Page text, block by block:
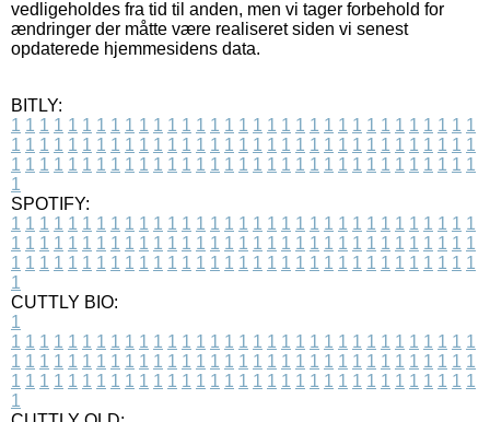
vedligeholdes fra tid til anden, men vi tager forbehold for
ændringer der måtte være realiseret siden vi senest
opdaterede hjemmesidens data.
BITLY:
1 1 1 1 1 1 1 1 1 1 1 1 1 1 1 1 1 1 1 1 1 1 1 1 1 1 1 1 1 1 1 1 1
1 1 1 1 1 1 1 1 1 1 1 1 1 1 1 1 1 1 1 1 1 1 1 1 1 1 1 1 1 1 1 1 1
1 1 1 1 1 1 1 1 1 1 1 1 1 1 1 1 1 1 1 1 1 1 1 1 1 1 1 1 1 1 1 1 1
1
SPOTIFY:
1 1 1 1 1 1 1 1 1 1 1 1 1 1 1 1 1 1 1 1 1 1 1 1 1 1 1 1 1 1 1 1 1
1 1 1 1 1 1 1 1 1 1 1 1 1 1 1 1 1 1 1 1 1 1 1 1 1 1 1 1 1 1 1 1 1
1 1 1 1 1 1 1 1 1 1 1 1 1 1 1 1 1 1 1 1 1 1 1 1 1 1 1 1 1 1 1 1 1
1
CUTTLY BIO:
1
1 1 1 1 1 1 1 1 1 1 1 1 1 1 1 1 1 1 1 1 1 1 1 1 1 1 1 1 1 1 1 1 1
1 1 1 1 1 1 1 1 1 1 1 1 1 1 1 1 1 1 1 1 1 1 1 1 1 1 1 1 1 1 1 1 1
1 1 1 1 1 1 1 1 1 1 1 1 1 1 1 1 1 1 1 1 1 1 1 1 1 1 1 1 1 1 1 1 1
1